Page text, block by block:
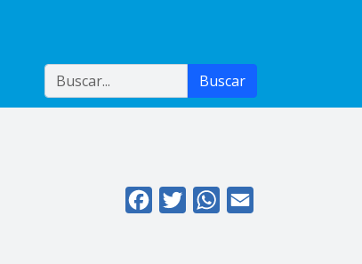
Buscar Buscar
FacebookTwitterWhatsApp